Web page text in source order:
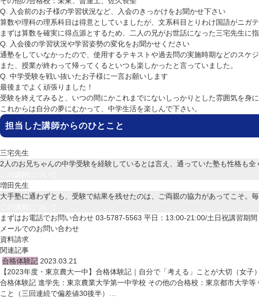
Q. 入会前のお子様の学習状況など、入会のきっかけをお聞かせ下さい
算数や理科の理系科目は得意としていましたが、文系科目とりわけ国語がニガテ
まずは算数を確実に得点源とするため、二人の兄がお世話になった三宅先生に
Q. 入会後の学習状況や学習姿勢の変化をお聞かせください
通塾をしていなかったので、使用するテキストや過去問の実施時期などのスケ
また、授業が終わって帰ってくるといつも楽しかったと言っていました。
Q. 中学受験を戦い抜いたお子様に一言お願いします
最後までよく頑張りました！
受験を終えてみると、いつの間にかこれまでにないしっかりとした雰囲気を身に
これからは自分の夢にむかって、中学生活を楽しんで下さい。
担当した講師からのひとこと
2人のお兄ちゃんの中学受験を経験しているとは言え、通っていた塾も性格も
大手塾に通わずとも、受験で結果を残せたのは、ご両親の協力があってこそ。
まずはお電話でお問い合わせ 03-5787-5563 平日：13:00-21:00/土日祝講習期
メールでのお問い合わせ
資料請求
関連記事
合格体験記 2023.03.21
【2023年度・東京農大一中】合格体験記｜自分で「考える」ことが大切（女子）
合格体験記 進学先：東京農業大学第一中学校 その他の合格校：東京都市大学
こと（三回連続で偏差値30後半）…